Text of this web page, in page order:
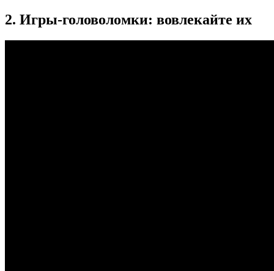
2. Игры-головоломки: вовлекайте их